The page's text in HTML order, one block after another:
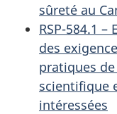
sûreté au
RSP-584.1
des
pratiques
scientifique
intéressées